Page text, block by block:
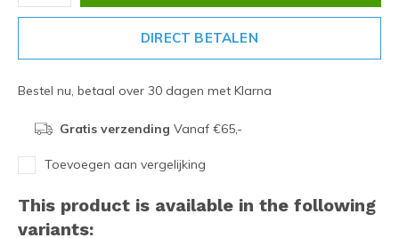
DIRECT BETALEN
Bestel nu, betaal over 30 dagen met Klarna
Gratis verzending Vanaf €65,-
Toevoegen aan vergelijking
This product is available in the following
variants: